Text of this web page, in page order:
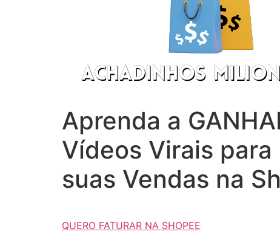
Aprenda a
Vídeos Virais
suas Vendas na
QUERO FATURAR NA SHOPEE